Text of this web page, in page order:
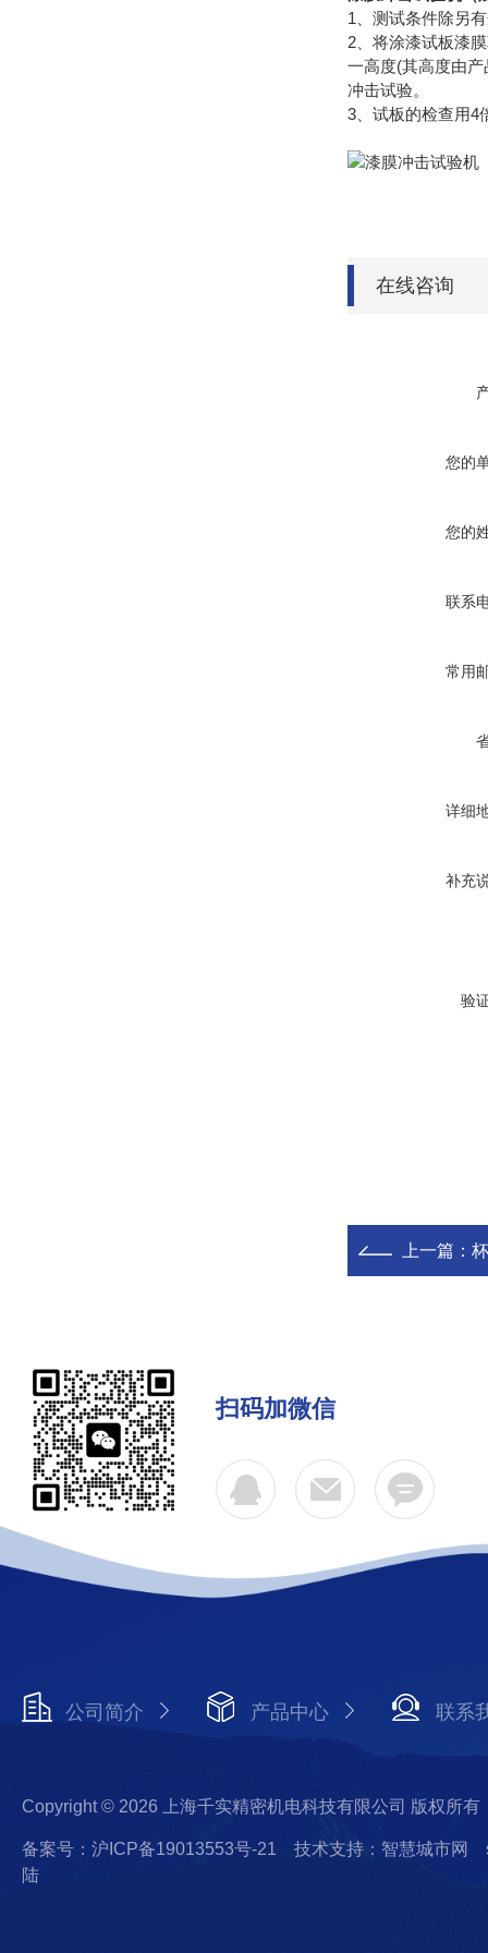
1、测试条件除另
2、将涂漆试板漆
一高度(其高度由
冲击试验。
3、试板的检查用4
在线咨询
您的
您的
联系
常用
详细
补充
验
上一篇：
扫码加微信
公司简介 产品中心 联系
Copyright © 2026 上海千实精密机电科技有限公司 版权所有
备案号：沪ICP备19013553号-21 技术支持：智慧城市网
陆